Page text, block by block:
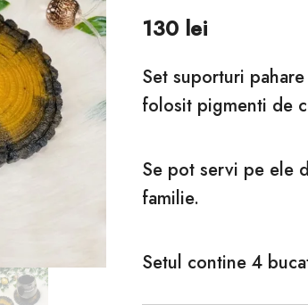
130 lei
Set suporturi
folosit pigmenti de
Se pot servi pe ele
familie.
Setul contine 4